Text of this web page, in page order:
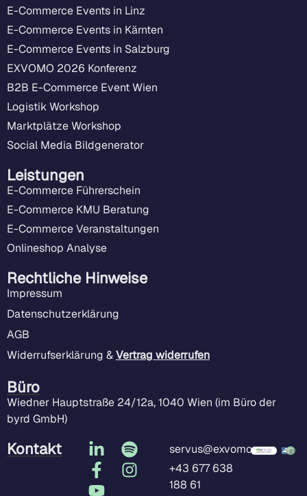
E-Commerce Events in Linz
E-Commerce Events in Kärnten
E-Commerce Events in Salzburg
EXVOMO 2026 Konferenz
B2B E-Commerce Event Wien
Logistik Workshop
Marktplätze Workshop
Social Media Bildgenerator
Leistungen
E-Commerce Führerschein
E-Commerce KMU Beratung
E-Commerce Veranstaltungen
Onlineshop Analyse
Rechtliche Hinweise
Impressum
Datenschutzerklärung
AGB
Widerrufserklärung &Vertrag widerrufen
Büro
Wiedner Hauptstraße 24/12a, 1040 Wien (im Büro der
byrd GmbH)
Kontakt
servus@exvomo.com
+43 677 638
188 61